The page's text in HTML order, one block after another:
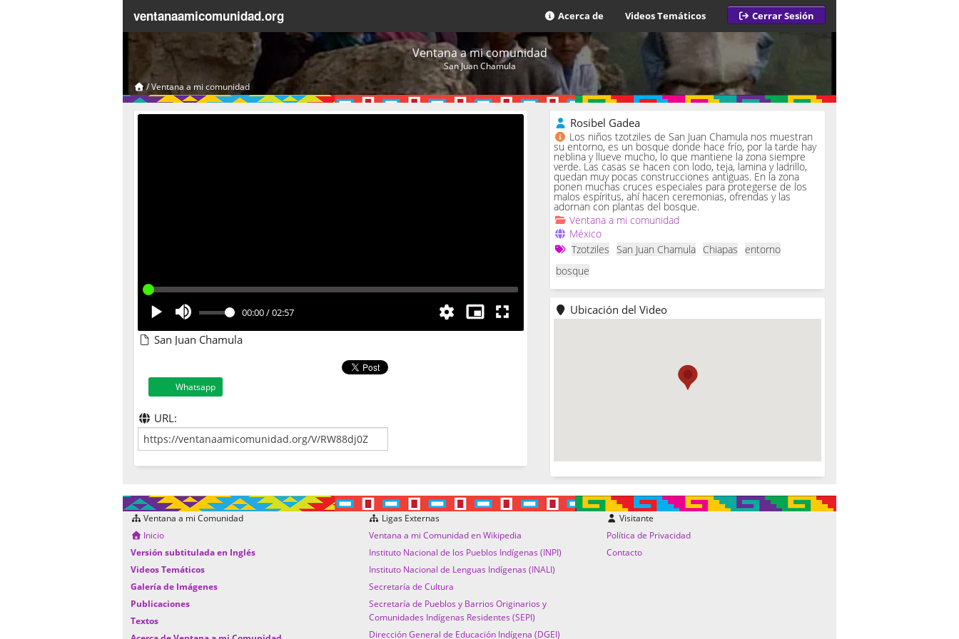
ventanaamicomunidad.org Acerca de Videos Temáticos Cerrar Sesión
Ventana a mi comunidad
San Juan Chamula
/Ventana a mi comunidad
00:00/02:57
San Juan Chamula
Whatsapp
URL:
Rosibel Gadea
Los niños tzotziles de San Juan Chamula nos muestran
su entorno, es un bosque donde hace frío, por la tarde hay
neblina y llueve mucho, lo que mantiene la zona siempre
verde. Las casas se hacen con lodo, teja, lamina y ladrillo,
quedan muy pocas construcciones antiguas. En la zona
ponen muchas cruces especiales para protegerse de los
malos espíritus, ahí hacen ceremonias, ofrendas y las
adornan con plantas del bosque.
Ventana a mi comunidad
México
Tzotziles San Juan Chamula Chiapas entorno
bosque
Ubicación del Video
Ventana a mi Comunidad
Inicio
Versión subtitulada en Inglés
Videos Temáticos
Galería de Imágenes
Publicaciones
Textos
Ligas Externas
Ventana a mi Comunidad en Wikipedia
Instituto Nacional de los Pueblos Indígenas (INPI)
Instituto Nacional de Lenguas Indígenas (INALI)
Secretaría de Cultura
Secretaría de Pueblos y Barrios Originarios y
Comunidades Indígenas Residentes (SEPI)
Dirección General de Educación Indígena (DGEI)
Visitante
Política de Privacidad
Contacto